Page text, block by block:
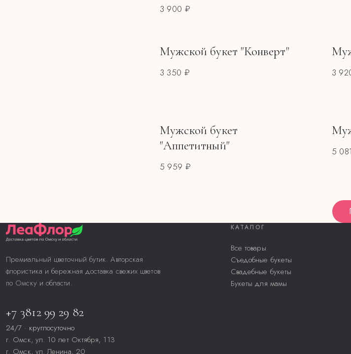
3 900 ₽
Мужской букет "Конверт"
3 350 ₽ 3
Мужской букет
"Аппетитный"
5 959 ₽
5
Премиальный цветочный бутик. Авторская
флористика и бережная доставка свежих цветов
по Омску и области.
+7 3812 99 29 82
24/7 · круглосуточно
г. Омск, ул. 10 лет Октября, 113
г. Омск, ул. Ленина, 20
КАТАЛОГ
Все товары
Съедобные букеты
Свадебные букеты
Букеты для мамы